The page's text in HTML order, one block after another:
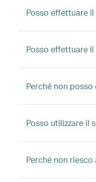
Posso effettuare
Posso effettuare
Perché non
Posso utilizzare il
Perché non